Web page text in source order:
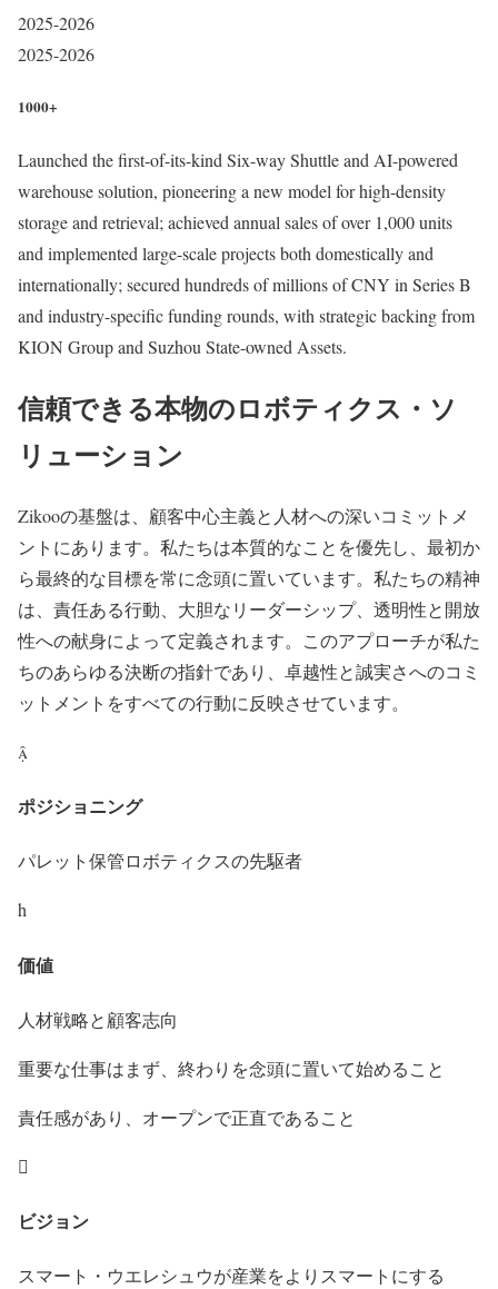
2025-2026
2025-2026
1000+
Launched the first-of-its-kind Six-way Shuttle and AI-powered
warehouse solution, pioneering a new model for high-density
storage and retrieval; achieved annual sales of over 1,000 units
and implemented large-scale projects both domestically and
internationally; secured hundreds of millions of CNY in Series B
and industry-specific funding rounds, with strategic backing from
KION Group and Suzhou State-owned Assets.
信頼できる本物のロボティクス・ソ
リューション
Zikooの基盤は、顧客中心主義と人材への深いコミットメ
ントにあります。私たちは本質的なことを優先し、最初か
ら最終的な目標を常に念頭に置いています。私たちの精神
は、責任ある行動、大胆なリーダーシップ、透明性と開放
性への献身によって定義されます。このアプローチが私た
ちのあらゆる決断の指針であり、卓越性と誠実さへのコミ
ットメントをすべての行動に反映させています。

ポジショニング
パレット保管ロボティクスの先駆者
h
価値
人材戦略と顧客志向
重要な仕事はまず、終わりを念頭に置いて始めること
責任感があり、オープンで正直であること

ビジョン
スマート・ウエレシュウが産業をよりスマートにする